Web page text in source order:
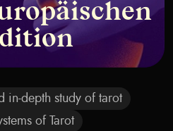
in-depth study of tarot
of Tarot